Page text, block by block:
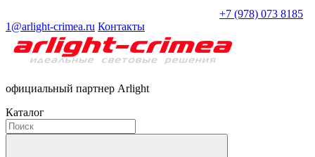
+7 (978) 073 8185
1@arlight-crimea.ru Контакты
официальный партнер Arlight
Каталог